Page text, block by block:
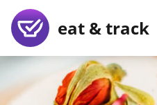
eat & track